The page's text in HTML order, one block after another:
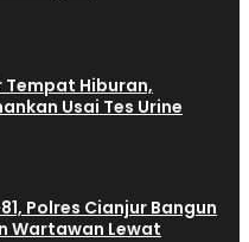
Tempat Hiburan,
Usai Tes Urine
Polres Cianjur Bangun
Wartawan Lewat